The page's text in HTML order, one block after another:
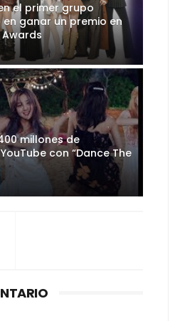
el primer grupo
ganar un premio en
Awards
millones de
con “Dance The